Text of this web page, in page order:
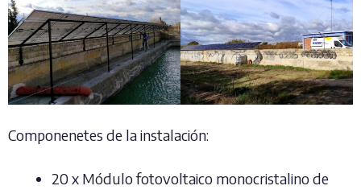
Componenetes de la instalación:
20 x Módulo fotovoltaico monocristalino de